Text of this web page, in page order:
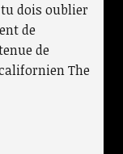
dois oublier
de
de
The